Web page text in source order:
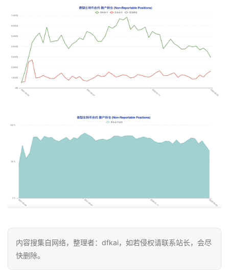
内容搜集自网络，整理者：dfkai，如若侵权请联系站长，会尽
快删除。